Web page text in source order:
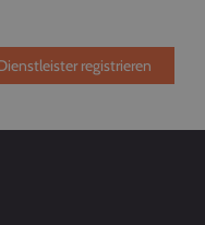
registrieren